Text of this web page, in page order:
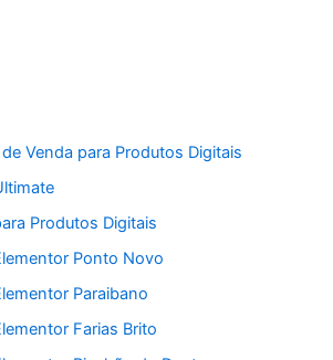
Venda para Produtos Digitais
Produtos Digitais
Ponto Novo
Paraibano
Farias Brito